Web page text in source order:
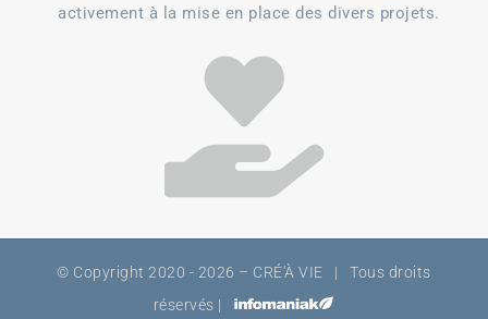
activement à la mise en place des divers projets.
© Copyright 2020 - 2026 – CRÉ'À VIE | Tous droits
réservés |